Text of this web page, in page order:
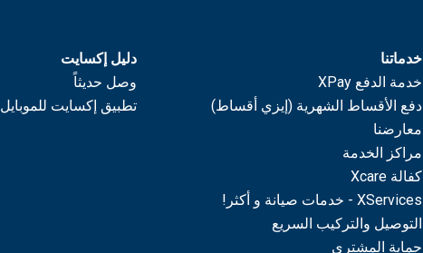
خدماتنا
خدمة الدفع XPay
دفع الأقساط الشهرية (إيزي أقساط)
معارضنا
مراكز الخدمة
كفالة Xcare
XServices - خدمات صيانة و أكثر!
التوصيل والتركيب السريع
حماية المشتري
دليل إكسايت
وصل حديثاً
تطبيق إكسايت للموبايل